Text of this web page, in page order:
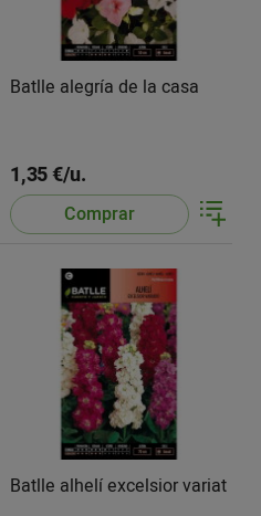
Batlle alegría de la casa
1,35 €/u.
Comprar
Batlle alhelí excelsior variat